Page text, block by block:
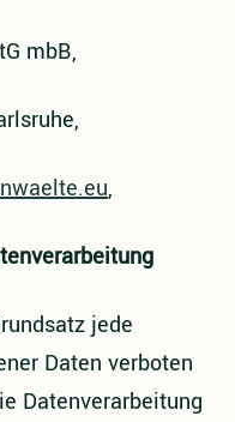
mbB,
,
jede
Daten verboten
Datenverarbeitung